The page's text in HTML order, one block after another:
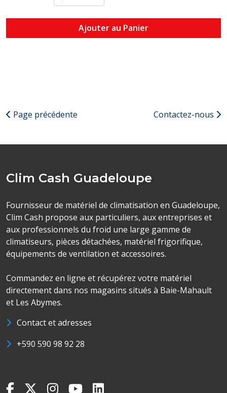
Ajouter au Panier
Page précédente Contactez-nous
Clim Cash Guadeloupe
Fournisseur de matériel de climatisation en Guadeloupe,
Clim Cash propose aux particuliers, aux entreprises et
aux professionnels du froid une large gamme de
climatiseurs, pièces détachées, matériel frigorifique,
équipements de ventilation et accessoires.
Commandez en ligne et récupérez votre matériel
directement dans nos magasins situés à Baie-Mahault
et Les Abymes.
Contact et adresses
+590 590 98 92 28